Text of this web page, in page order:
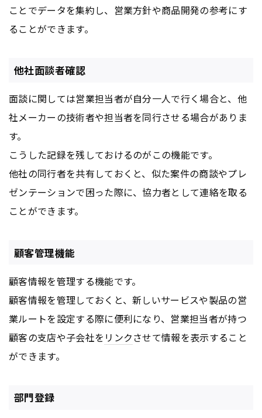
ことでデータを集約し、営業方針や商品開発の参考にす
ることができます。
他社面談者確認
面談に関しては営業担当者が自分一人で行く場合と、他
社メーカーの技術者や担当者を同行させる場合がありま
す。
こうした記録を残しておけるのがこの機能です。
他社の同行者を共有しておくと、似た案件の商談やプレ
ゼンテーションで困った際に、協力者として連絡を取る
ことができます。
顧客管理機能
顧客情報を管理する機能です。
顧客情報を管理しておくと、新しいサービスや製品の営
業ルートを設定する際に便利になり、営業担当者が持つ
顧客の支店や子会社を リンクさせて情報を表示すること
ができます。
部門登録